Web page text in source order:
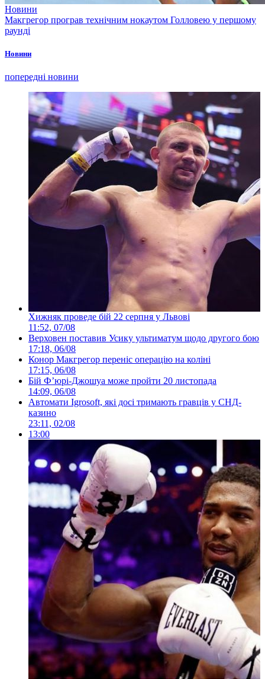
Новини
Макгрегор програв технічним нокаутом Голловею у першому
раунді
Новини
попередні новини
Хижняк проведе бій 22 серпня у Львові
11:52, 07/08
Верховен поставив Усику ультиматум щодо другого бою
17:18, 06/08
Конор Макгрегор переніс операцію на коліні
17:15, 06/08
Бій Ф’юрі-Джошуа може пройти 20 листопада
14:09, 06/08
Автомати Igrosoft, які досі тримають гравців у СНД-
казино
23:11, 02/08
13:00